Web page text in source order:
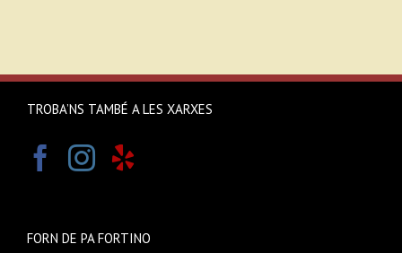
TROBA’NS TAMBÉ A LES XARXES
FORN DE PA FORTINO